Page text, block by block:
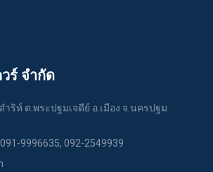
ร์ จำกัด
ริห์ ต.พระปฐมเจดีย์ อ.เมือง จ.นครปฐม
9996635, 092-2549939